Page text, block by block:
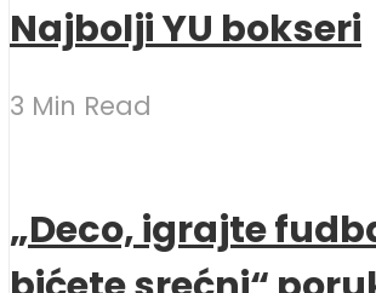
Najbolji YU bokseri
3 Min Read
„Deco, igrajte